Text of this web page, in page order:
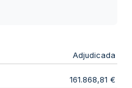
Adjudicada
161.868,81 €